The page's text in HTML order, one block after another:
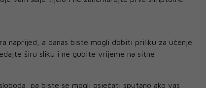
naprijed, a danas biste mogli dobiti priliku za učenje
širu sliku i ne gubite vrijeme na sitne
pa biste se mogli osjećati sputano ako vas